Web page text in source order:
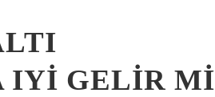
IYI GELIR MI